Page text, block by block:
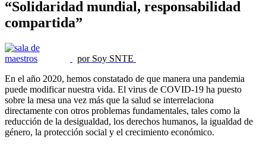
“Solidaridad mundial, responsabilidad
compartida”
por Soy SNTE
En el año 2020, hemos constatado de que manera una pandemia
puede modificar nuestra vida. El virus de COVID-19 ha puesto
sobre la mesa una vez más que la salud se interrelaciona
directamente con otros problemas fundamentales, tales como la
reducción de la desigualdad, los derechos humanos, la igualdad de
género, la protección social y el crecimiento económico.